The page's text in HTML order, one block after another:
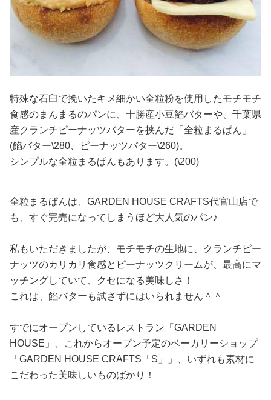
特殊な石臼で挽いたキメ細かい全粒粉を使用したモチモチ
食感のまんまるのパンに、十勝産小豆餡バターや、千葉県
産クランチピーナッツバターを挟んだ「全粒まるぱん」
(餡バター\280、ピーナッツバター\260)。
シンプルな全粒まるぱんもあります。(\200)
全粒まるぱんは、GARDEN HOUSE CRAFTS代官山店で
も、すぐ完売になってしまうほど大人気のパン♪
私もいただきましたが、モチモチの生地に、クランチピー
ナッツのカリカリ食感とピーナッツクリームが、最高にマ
ッチングしていて、クセになる美味しさ！
これは、餡バターも試さずにはいられません＾＾
すでにオープンしているレストラン「GARDEN
HOUSE」、これからオープン予定のベーカリーショップ
「GARDEN HOUSE CRAFTS「S」」、いずれも素材に
こだわった美味しいものばかり！